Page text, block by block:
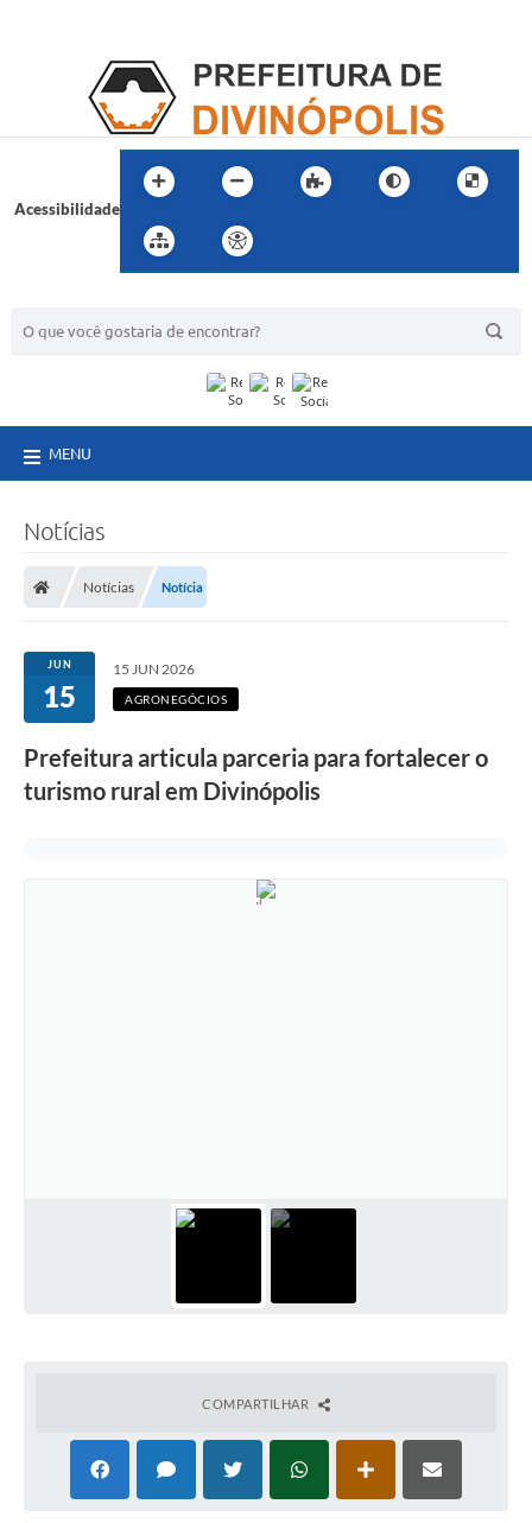
Acessibilidade
MENU
Notícias
Notícias Notícia
JUN
15
15 JUN 2026
AGRONEGÓCIOS
Prefeitura articula parceria para fortalecer o
turismo rural em Divinópolis
COMPARTILHAR